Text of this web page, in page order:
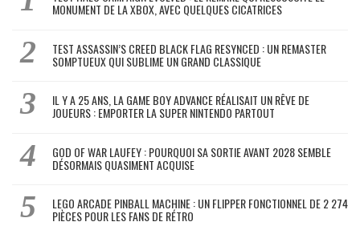
MONUMENT DE LA XBOX, AVEC QUELQUES CICATRICES
TEST ASSASSIN’S CREED BLACK FLAG RESYNCED : UN REMASTER
SOMPTUEUX QUI SUBLIME UN GRAND CLASSIQUE
IL Y A 25 ANS, LA GAME BOY ADVANCE RÉALISAIT UN RÊVE DE
JOUEURS : EMPORTER LA SUPER NINTENDO PARTOUT
GOD OF WAR LAUFEY : POURQUOI SA SORTIE AVANT 2028 SEMBLE
DÉSORMAIS QUASIMENT ACQUISE
LEGO ARCADE PINBALL MACHINE : UN FLIPPER FONCTIONNEL DE 2 274
PIÈCES POUR LES FANS DE RÉTRO